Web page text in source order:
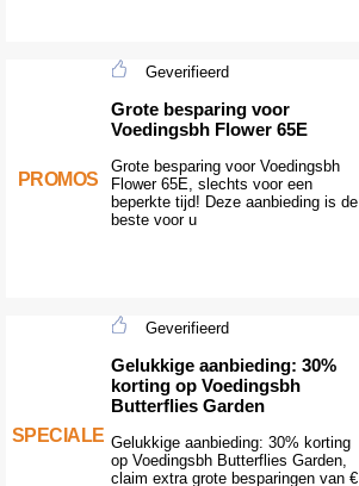
PROMOS
Geverifieerd
Grote besparing voor
Voedingsbh Flower 65E
Grote besparing voor Voedingsbh
Flower 65E, slechts voor een
beperkte tijd! Deze aanbieding is de
beste voor u
SPECIALE
Geverifieerd
Gelukkige aanbieding: 30%
korting op Voedingsbh
Butterflies Garden
Gelukkige aanbieding: 30% korting
op Voedingsbh Butterflies Garden,
claim extra grote besparingen van €